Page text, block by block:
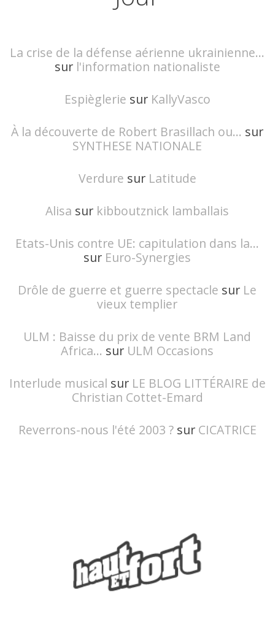
La crise de la défense aérienne ukrainienne...
sur l'information nationaliste
Espièglerie sur KallyVasco
À la découverte de Robert Brasillach ou... sur
SYNTHESE NATIONALE
Verdure sur Latitude
Alisa sur kibboutznick lamballais
Etats-Unis contre UE: capitulation dans la...
sur Euro-Synergies
Drôle de guerre et guerre spectacle sur Le
vieux templier
ULM : Baisse du prix de vente BRM Land
Africa... sur ULM Occasions
Interlude musical sur LE BLOG LITTÉRAIRE de
Christian Cottet-Emard
Reverrons-nous l'été 2003 ?sur CICATRICE